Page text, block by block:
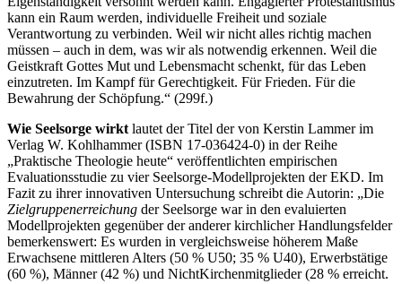
kann ein Raum werden, individuelle Freiheit und soziale
Verantwortung zu verbinden. Weil wir nicht alles richtig machen
müssen – auch in dem, was wir als notwendig erkennen. Weil die
Geistkraft Gottes Mut und Lebensmacht schenkt, für das Leben
einzutreten. Im Kampf für Gerechtigkeit. Für Frieden. Für die
Bewahrung der Schöpfung.“ (299f.)
Wie Seelsorge wirkt lautet der Titel der von Kerstin Lammer im
Verlag W. Kohlhammer (ISBN 17-036424-0) in der Reihe
„Praktische Theologie heute“ veröffentlichten empirischen
Evaluationsstudie zu vier Seelsorge-Modellprojekten der EKD. Im
Fazit zu ihrer innovativen Untersuchung schreibt die Autorin: „Die
Zielgruppenerreichung der Seelsorge war in den evaluierten
Modellprojekten gegenüber der anderer kirchlicher Handlungsfelder
bemerkenswert: Es wurden in vergleichsweise höherem Maße
Erwachsene mittleren Alters (50 % U50; 35 % U40), Erwerbstätige
(60 %), Männer (42 %) und Nicht­Kirchenmitglieder (28 % erreicht.